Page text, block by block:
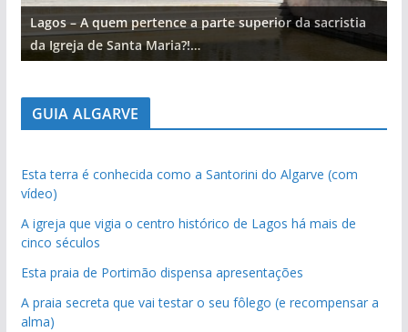
Lagos – A quem pertence a parte superior da sacristia
da Igreja de Santa Maria?!…
GUIA ALGARVE
Esta terra é conhecida como a Santorini do Algarve (com
vídeo)
A igreja que vigia o centro histórico de Lagos há mais de
cinco séculos
Esta praia de Portimão dispensa apresentações
A praia secreta que vai testar o seu fôlego (e recompensar a
alma)